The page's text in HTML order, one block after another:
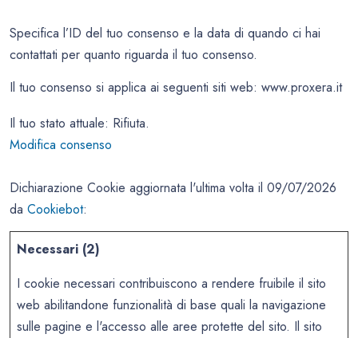
Specifica l’ID del tuo consenso e la data di quando ci hai
contattati per quanto riguarda il tuo consenso.
Il tuo consenso si applica ai seguenti siti web: www.proxera.it
Il tuo stato attuale: Rifiuta.
Modifica consenso
Dichiarazione Cookie aggiornata l'ultima volta il 09/07/2026
da Cookiebot:
Necessari (2)
I cookie necessari contribuiscono a rendere fruibile il sito
web abilitandone funzionalità di base quali la navigazione
sulle pagine e l'accesso alle aree protette del sito. Il sito